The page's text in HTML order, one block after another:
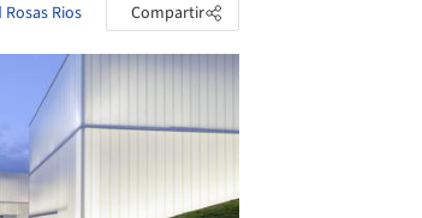
Rios Compartir